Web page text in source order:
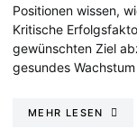
Positionen wissen,
Kritische
gewünschten Ziel
gesundes
MEHR LESEN